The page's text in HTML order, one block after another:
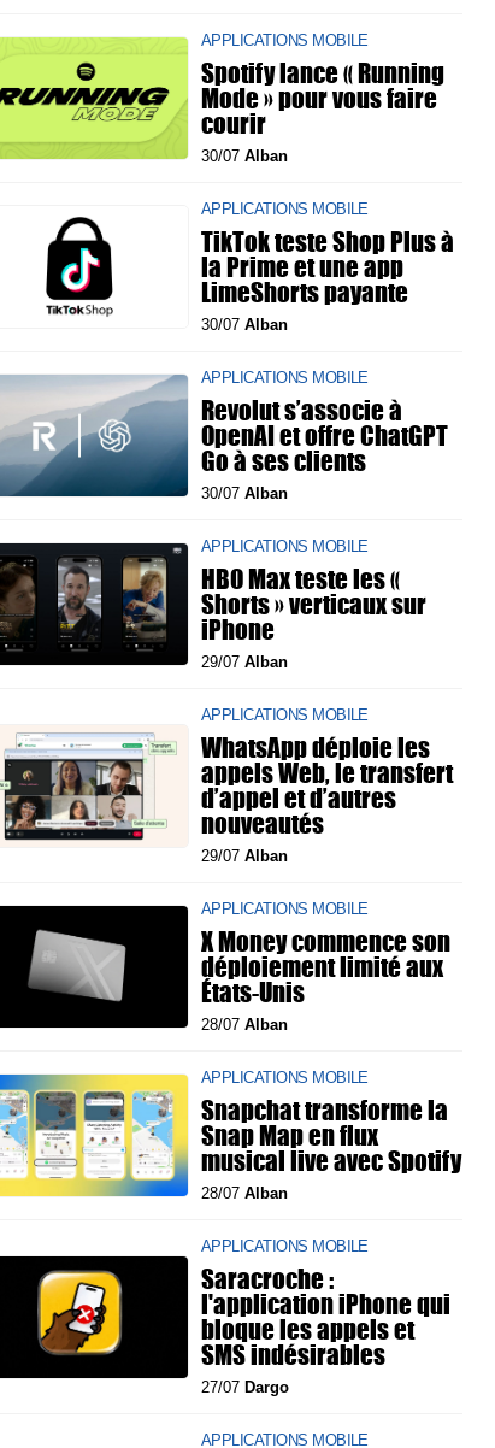
APPLICATIONS MOBILE
Spotify lance « Running
Mode » pour vous faire
courir
30/07 Alban
APPLICATIONS MOBILE
TikTok teste Shop Plus à
la Prime et une app
LimeShorts payante
30/07 Alban
APPLICATIONS MOBILE
Revolut s’associe à
OpenAI et offre ChatGPT
Go à ses clients
30/07 Alban
APPLICATIONS MOBILE
HBO Max teste les «
Shorts » verticaux sur
iPhone
29/07 Alban
APPLICATIONS MOBILE
WhatsApp déploie les
appels Web, le transfert
d’appel et d’autres
nouveautés
29/07 Alban
APPLICATIONS MOBILE
X Money commence son
déploiement limité aux
États-Unis
28/07 Alban
APPLICATIONS MOBILE
Snapchat transforme la
Snap Map en flux
musical live avec Spotify
28/07 Alban
APPLICATIONS MOBILE
Saracroche :
l'application iPhone qui
bloque les appels et
SMS indésirables
27/07 Dargo
APPLICATIONS MOBILE